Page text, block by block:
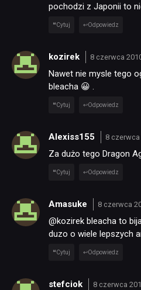
pochodzi z Japonii to
Cytuj Odpowiedz
kozirek 8 czerwca
Nawet nie mysle tego
bleacha 😀 .
Cytuj Odpowiedz
Alexiss155 8 czerwca
Za dużo tego Dragon
Cytuj Odpowiedz
Amasuke 8 czerwca
@kozirek bleacha to
duzo o wiele lepszych
Cytuj Odpowiedz
stefciok 8 czerwca